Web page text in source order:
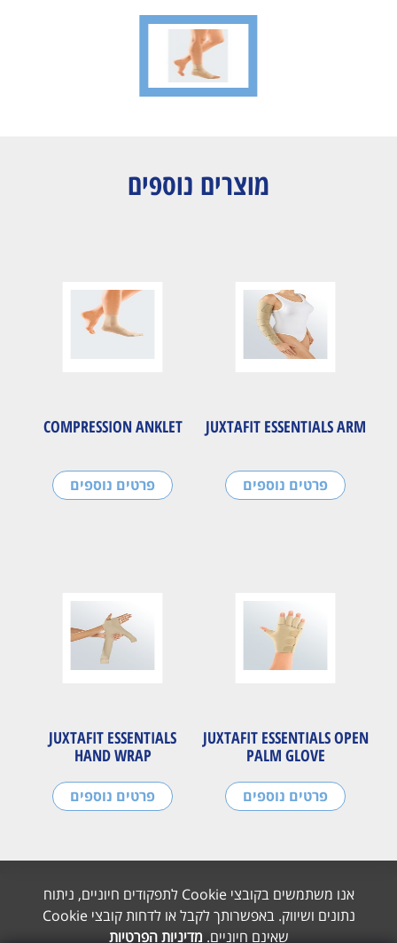
אנו משתמשים בקובצי Cookie לתפקודים חיוניים, ניתוח
נתונים ושיווק. באפשרותך לקבל או לדחות קובצי Cookie
שאינם חיוניים. מדיניות הפרטיות
מוצרים נוספים
JUXTAFIT ESSENTIALS ARM
פרטים נוספים
COMPRESSION ANKLET
פרטים נוספים
JUXTAFIT ESSENTIALS OPEN
PALM GLOVE
פרטים נוספים
JUXTAFIT ESSENTIALS
HAND WRAP
פרטים נוספים